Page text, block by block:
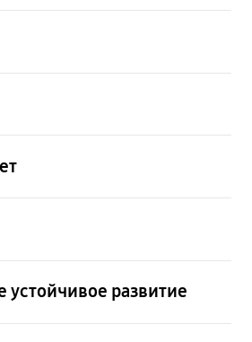
устойчивое развитие